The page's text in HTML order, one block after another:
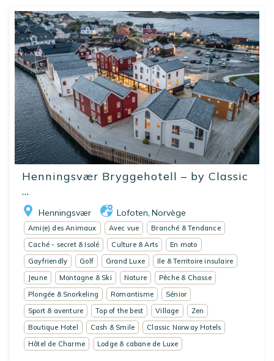
Henningsvær Bryggehotell – by Classic
...
Henningsvær Lofoten Norvège
Ami(e) des Animaux Avec vue
Branché & Tendance
Caché - secret & Isolé
Culture & Arts
En moto
Gayfriendly
Golf Grand Luxe
Ile & Territoire insulaire
Jeune
Montagne & Ski Nature
Pêche & Chasse
Plongée & Snorkeling
Romantisme
Sénior
Sport & aventure
Top of the best Village
Zen
Boutique Hotel
Cash & Smile
Classic Norway Hotels
Hôtel de Charme
Lodge & cabane de Luxe